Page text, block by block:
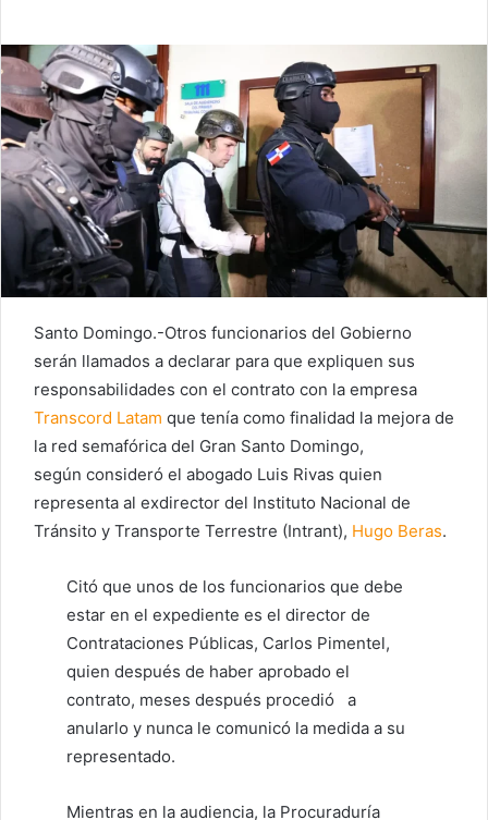
Santo Domingo.-Otros funcionarios del Gobierno
serán llamados a declarar para que expliquen sus
responsabilidades con el contrato con la empresa
Transcord Latam que tenía como finalidad la mejora de
la red semafórica del Gran Santo Domingo,
según consideró el abogado Luis Rivas quien
representa al exdirector del Instituto Nacional de
Tránsito y Transporte Terrestre (Intrant), Hugo Beras.
Citó que unos de los funcionarios que debe
estar en el expediente es el director de
Contrataciones Públicas, Carlos Pimentel,
quien después de haber aprobado el
contrato, meses después procedió a
anularlo y nunca le comunicó la medida a su
representado.
Mientras en la audiencia, la Procuraduría